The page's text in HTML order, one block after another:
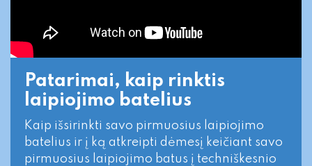
Patarimai, kaip rinktis
laipiojimo batelius
Kaip išsirinkti savo pirmuosius laipiojimo
batelius ir į ką atkreipti dėmesį keičiant savo
pirmuosius laipiojimo batus į techniškesnio